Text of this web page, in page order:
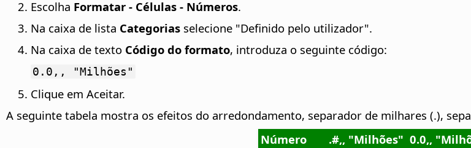
Escolha Formatar - Células - Números.
Na caixa de lista Categorias selecione "Definido pelo utilizador".
Na caixa de texto Código do formato, introduza o seguinte código:
0.0,, "Milhões"
Clique em Aceitar.
A seguinte tabela mostra os efeitos do arredondamento, separador de milhares (.),
Número
.#,, "Milhões" 0.0,,